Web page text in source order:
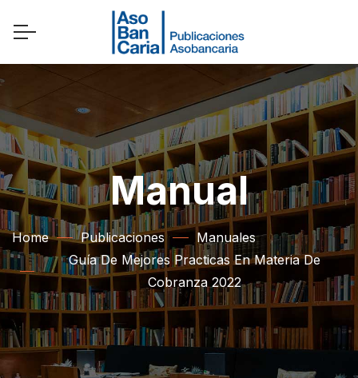
Manual
Home Publicaciones
Manuales
Guía De Mejores Practicas En Materia De
Cobranza 2022